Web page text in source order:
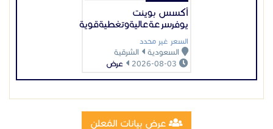
أكسس بوينت
يوفرسرعةعاليةوتغطيةقوية
السعر غير محدد
السعودية
الشرقية
عرض
عرض بيانات المُعلن